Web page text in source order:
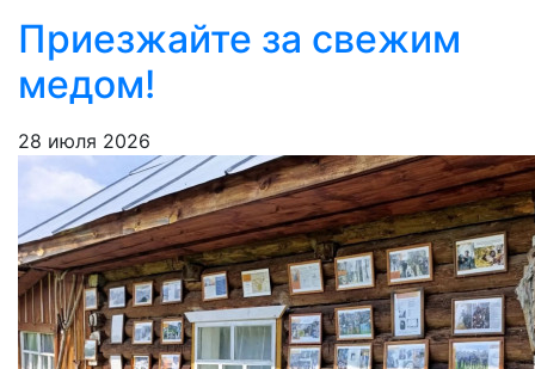
Приезжайте за свежим
медом!
28 июля 2026